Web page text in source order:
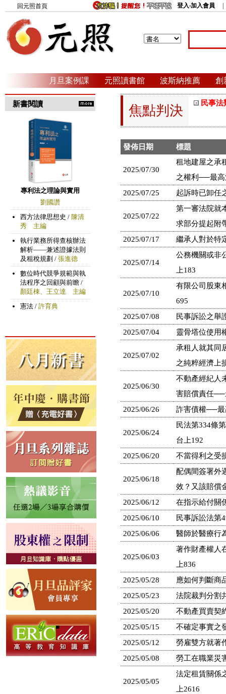
回元照首頁 登入‧加入會員
月旦案例課 元照讀書館 波斯納推薦 創
新書閱讀 焦點判決 民事法
發佈日期 標題
2025/07/30
租地建屋之承
之權利──最高
2025/07/25
起訴時已卸任
2025/07/22
第一審法院就
求部分提起附
2025/07/17
繼承人對於特
2025/07/14
公務機關或非
上183
2025/07/10
有限公司股東
695
2025/07/08
民事訴訟之舉
2025/07/04
靈骨塔位使用
2025/07/02
承租人就其同
之純粹經濟上
2025/06/30
不動產經紀人
害賠償責任──
2025/06/26
詐害債權──最
2025/06/24
民法第334條
台上192
2025/06/20
不當得利之受
2025/06/18
配偶間簽署外
效？又該賠償
2025/06/12
在指示給付關
2025/06/10
民事訴訟法第
2025/06/06
醫師於醫療行
2025/06/03
著作財產權人
上836
2025/05/28
應如何判斷商
2025/05/23
法院裁判分割
2025/05/20
不動產買賣契
2025/05/15
不確定事實之
2025/05/12
勞雇雙方就著
2025/05/08
勞工在職業災
2025/05/05
法定租賃關係
上2616